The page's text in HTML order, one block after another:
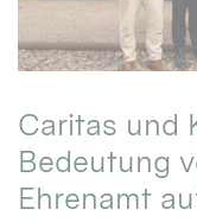
Caritas und
Bedeutung
Ehrenamt